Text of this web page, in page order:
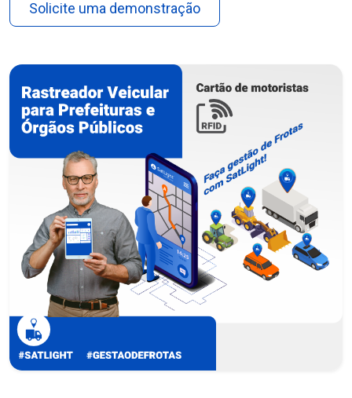
Solicite uma demonstração